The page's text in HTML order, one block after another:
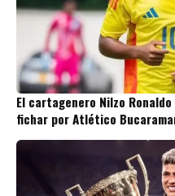
El cartagenero Nilzo
fichar por Atlético